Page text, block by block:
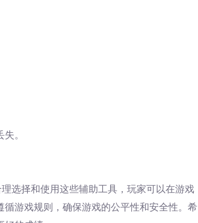
。
选择和使用这些辅助工具，玩家可以在游戏
游戏规则，确保游戏的公平性和安全性。希